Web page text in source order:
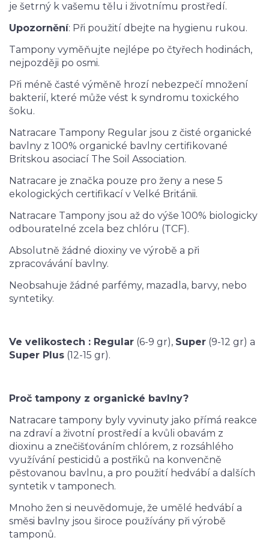
je šetrný k vašemu tělu i životnímu prostředí.
Upozornění: Při použití dbejte na hygienu rukou.
Tampony vyměňujte nejlépe po čtyřech hodinách,
nejpozději po osmi.
Při méně časté výměně hrozí nebezpečí množení
bakterií, které může vést k syndromu toxického
šoku.
Natracare Tampony Regular jsou z čisté organické
bavlny z 100% organické bavlny certifikované
Britskou asociací The Soil Association.
Natracare je značka pouze pro ženy a nese 5
ekologických certifikací v Velké Británii.
Natracare Tampony jsou až do výše 100% biologicky
odbouratelné zcela bez chlóru (TCF).
Absolutně žádné dioxiny ve výrobě a při
zpracovávání bavlny.
Neobsahuje žádné parfémy, mazadla, barvy, nebo
syntetiky.
Ve velikostech : Regular (6-9 gr), Super (9-12 gr) a
Super Plus (12-15 gr).
Proč tampony z organické bavlny?
Natracare tampony byly vyvinuty jako přímá reakce
na zdraví a životní prostředí a kvůli obavám z
dioxinu a znečišťováním chlórem, z rozsáhlého
využívání pesticidů a postřiků na konvenčně
pěstovanou bavlnu, a pro použití hedvábí a dalších
syntetik v tamponech.
Mnoho žen si neuvědomuje, že umělé hedvábí a
směsi bavlny jsou široce používány při výrobě
tamponů.